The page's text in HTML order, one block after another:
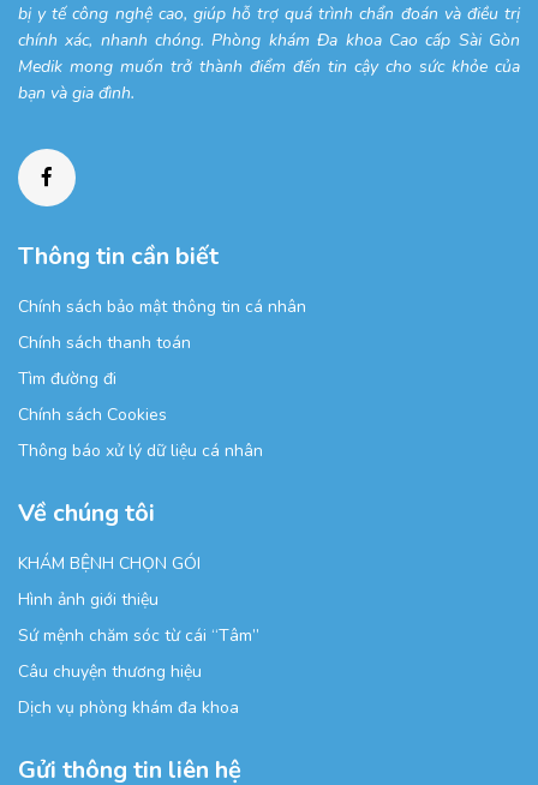
bị y tế công nghệ cao, giúp hỗ trợ quá trình chẩn đoán và điều trị
chính xác, nhanh chóng. Phòng khám Đa khoa Cao cấp Sài Gòn
Medik mong muốn trở thành điểm đến tin cậy cho sức khỏe của
bạn và gia đình.
Thông tin cần biết
Chính sách bảo mật thông tin cá nhân
Chính sách thanh toán
Tìm đường đi
Chính sách Cookies
Thông báo xử lý dữ liệu cá nhân
Về chúng tôi
KHÁM BỆNH CHỌN GÓI
Hình ảnh giới thiệu
Sứ mệnh chăm sóc từ cái “Tâm”
Câu chuyện thương hiệu
Dịch vụ phòng khám đa khoa
Gửi thông tin liên hệ